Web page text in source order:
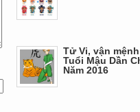
Tử Vi, vận
Tuổi Mậu Dần
Năm 2016